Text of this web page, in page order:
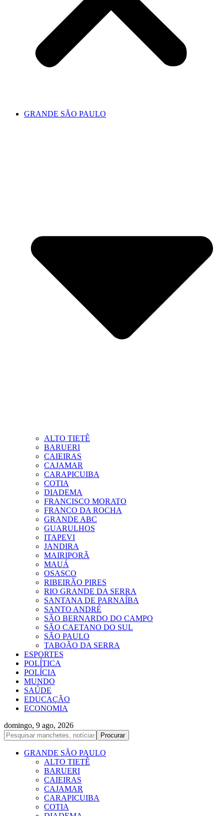
GRANDE SÃO PAULO
ALTO TIETÊ
BARUERI
CAIEIRAS
CAJAMAR
CARAPICUIBA
COTIA
DIADEMA
FRANCISCO MORATO
FRANCO DA ROCHA
GRANDE ABC
GUARULHOS
ITAPEVI
JANDIRA
MAIRIPORÃ
MAUÁ
OSASCO
RIBEIRÃO PIRES
RIO GRANDE DA SERRA
SANTANA DE PARNAÍBA
SANTO ANDRÉ
SÃO BERNARDO DO CAMPO
SÃO CAETANO DO SUL
SÃO PAULO
TABOÃO DA SERRA
ESPORTES
POLÍTICA
POLÍCIA
MUNDO
SAÚDE
EDUCAÇÃO
ECONOMIA
domingo, 9 ago, 2026
GRANDE SÃO PAULO
ALTO TIETÊ
BARUERI
CAIEIRAS
CAJAMAR
CARAPICUIBA
COTIA